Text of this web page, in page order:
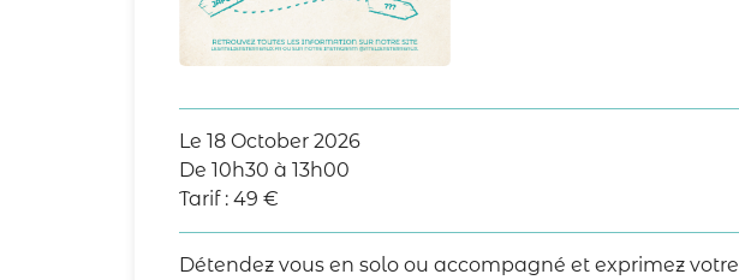
Le18 October 2026
De 10h30 à 13h00
Tarif :49 €
Détendez vous en solo ou accompagné et exprimez votre